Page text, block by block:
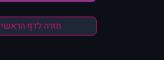
חזרה לדף הראשי